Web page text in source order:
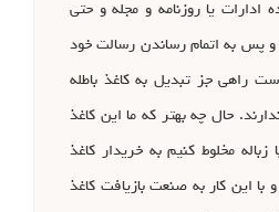
ادارات یا روزنامه و مجله و حتی
و پس به اتمام رساندن رسالت خود
راهی جز تبدیل به کاغذ باطله
حال چه بهتر که ما این کاغذ
زباله مخلوط کنیم به خریدار کاغذ
با این کار به صنعت بازیافت کاغذ